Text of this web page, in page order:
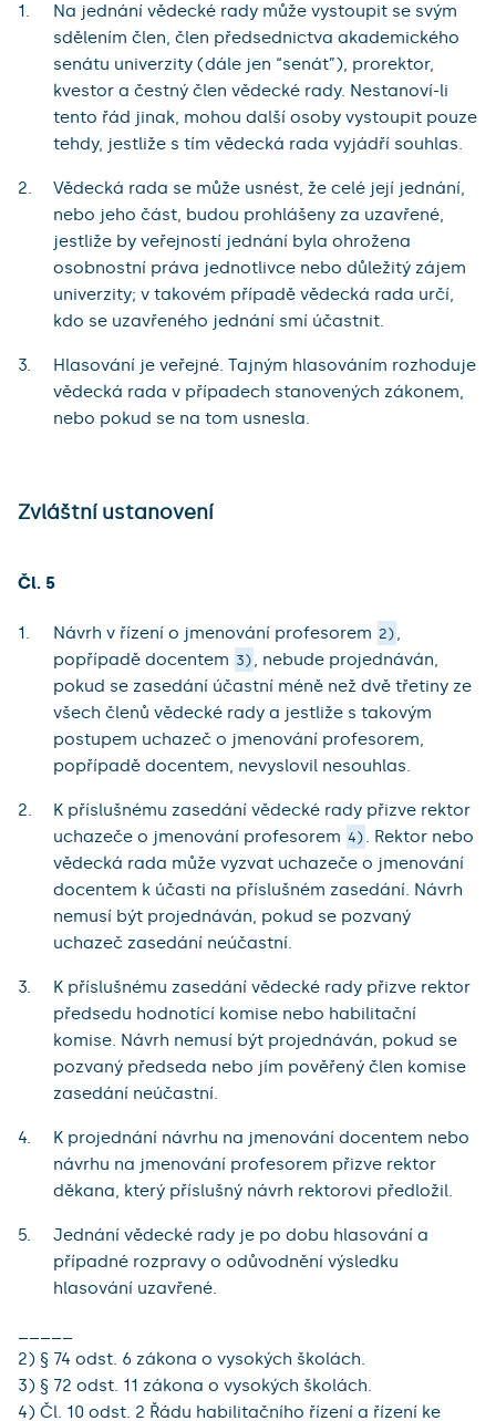
Na jednání vědecké rady může vystoupit se svým
sdělením člen, člen předsednictva akademického
senátu univerzity (dále jen “senát”), prorektor,
kvestor a čestný člen vědecké rady. Nestanoví-li
tento řád jinak, mohou další osoby vystoupit pouze
tehdy, jestliže s tím vědecká rada vyjádří souhlas.
Vědecká rada se může usnést, že celé její jednání,
nebo jeho část, budou prohlášeny za uzavřené,
jestliže by veřejností jednání byla ohrožena
osobnostní práva jednotlivce nebo důležitý zájem
univerzity; v takovém případě vědecká rada určí,
kdo se uzavřeného jednání smí účastnit.
Hlasování je veřejné. Tajným hlasováním rozhoduje
vědecká rada v případech stanovených zákonem,
nebo pokud se na tom usnesla.
Zvláštní ustanovení
Čl. 5
Návrh v řízení o jmenování profesorem 2) ,
popřípadě docentem 3) , nebude projednáván,
pokud se zasedání účastní méně než dvě třetiny ze
všech členů vědecké rady a jestliže s takovým
postupem uchazeč o jmenování profesorem,
popřípadě docentem, nevyslovil nesouhlas.
K příslušnému zasedání vědecké rady přizve rektor
uchazeče o jmenování profesorem 4) . Rektor nebo
vědecká rada může vyzvat uchazeče o jmenování
docentem k účasti na příslušném zasedání. Návrh
nemusí být projednáván, pokud se pozvaný
uchazeč zasedání neúčastní.
K příslušnému zasedání vědecké rady přizve rektor
předsedu hodnotící komise nebo habilitační
komise. Návrh nemusí být projednáván, pokud se
pozvaný předseda nebo jím pověřený člen komise
zasedání neúčastní.
K projednání návrhu na jmenování docentem nebo
návrhu na jmenování profesorem přizve rektor
děkana, který příslušný návrh rektorovi předložil.
Jednání vědecké rady je po dobu hlasování a
případné rozpravy o odůvodnění výsledku
hlasování uzavřené.
2) § 74 odst. 6 zákona o vysokých školách.
3) § 72 odst. 11 zákona o vysokých školách.
4) Čl. 10 odst. 2 Řádu habilitačního řízení a řízení ke